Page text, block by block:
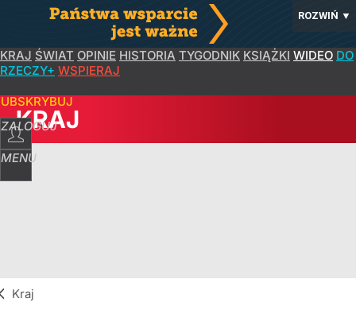
ROZWIŃ ▼
KRAJ ŚWIAT OPINIE HISTORIA TYGODNIK KSIĄŻKI WIDEO DO
RZECZY+ WSPIERAJ
ZALOGUJ
MENU
KRAJ
Kraj